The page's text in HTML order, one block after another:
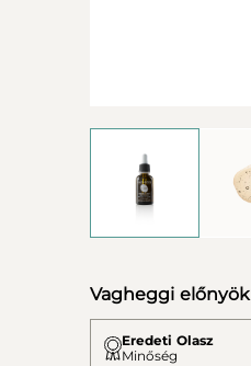
Vagheggi előnyök
Eredeti Olasz
Minőség